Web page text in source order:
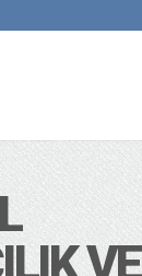
VE